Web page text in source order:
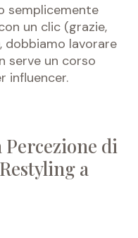
semplicemente
un clic (grazie,
dobbiamo lavorare
serve un corso
influencer.
di
a